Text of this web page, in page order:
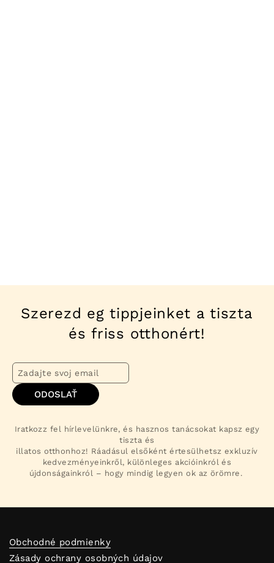
Szerezd eg tippjeinket a tiszta
és friss otthonért!
ODOSLAŤ
Iratkozz fel hírlevelünkre, és hasznos tanácsokat kapsz egy
tiszta és
illatos otthonhoz! Ráadásul elsőként értesülhetsz exkluzív
kedvezményeinkről, különleges akcióinkról és
újdonságainkról – hogy mindig legyen ok az örömre.
Obchodné podmienky
Zásady ochrany osobných údajov